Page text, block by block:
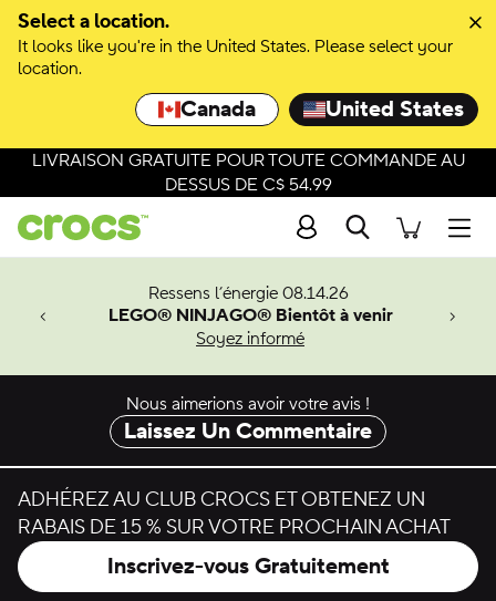
Select a location.
It looks like you're in the United States. Please select your
location.
Canada United States
Passer à la sélection de couleurs
Passer aux détails du produit
LIVRAISON GRATUITE POUR TOUTE COMMANDE AU
DESSUS DE C$ 54.99
Recherche
Ressens l’énergie 08.14.26
LEGO® NINJAGO® Bientôt à venir
Soyez informé
Man.
Nous aimerions avoir votre avis !
Laissez Un Commentaire
ADHÉREZ AU CLUB CROCS ET OBTENEZ UN
RABAIS DE 15 % SUR VOTRE PROCHAIN ACHAT
Inscrivez-vous Gratuitement